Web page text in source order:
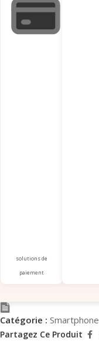
solutions de
paiement
Catégorie : Smartphone
Partagez Ce Produit